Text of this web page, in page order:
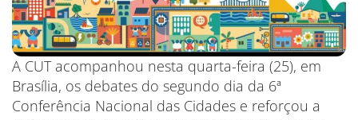
A CUT acompanhou nesta quarta-feira (25), em
Brasília, os debates do segundo dia da 6ª
Conferência Nacional das Cidades e reforçou a